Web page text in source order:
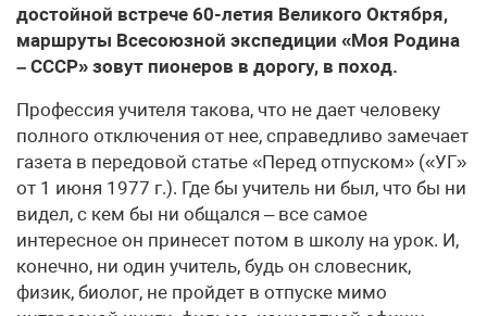
достойной встрече 60-летия Великого Октября,
маршруты Всесоюзной экспедиции «Моя Родина
– СССР» зовут пионеров в дорогу, в поход.
Профессия учителя такова, что не дает человеку
полного отключения от нее, справедливо замечает
газета в передовой статье «Перед отпуском» («УГ»
от 1 июня 1977 г.). Где бы учитель ни был, что бы ни
видел, с кем бы ни общался – все самое
интересное он принесет потом в школу на урок. И,
конечно, ни один учитель, будь он словесник,
физик, биолог, не пройдет в отпуске мимо